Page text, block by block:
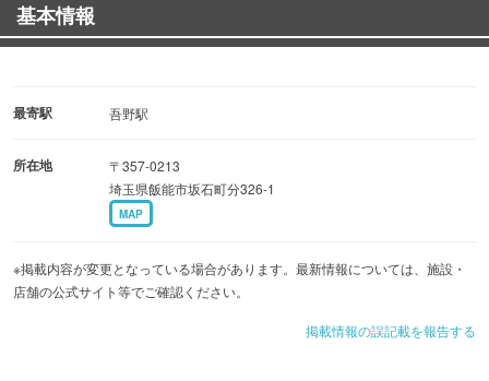
基本情報
最寄駅 吾野駅
所在地
〒357-0213
埼玉県飯能市坂石町分326-1
MAP
※掲載内容が変更となっている場合があります。最新情報については、施設・
店舗の公式サイト等でご確認ください。
掲載情報の誤記載を報告する